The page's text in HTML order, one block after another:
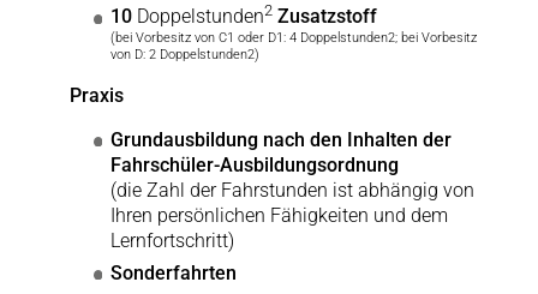
10 Doppelstunden2 Zusatzstoff
(bei Vorbesitz von C1 oder D1: 4 Doppelstunden2; bei Vorbesitz
von D: 2 Doppelstunden2)
Praxis
Grundausbildung nach den Inhalten der
Fahrschüler-Ausbildungsordnung
(die Zahl der Fahrstunden ist abhängig von
Ihren persönlichen Fähigkeiten und dem
Lernfortschritt)
Sonderfahrten